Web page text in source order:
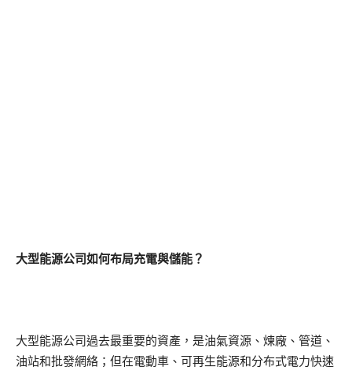
大型能源公司如何布局充電與儲能？
大型能源公司過去最重要的資產，是油氣資源、煉廠、管道、
油站和批發網絡；但在電動車、可再生能源和分布式電力快速